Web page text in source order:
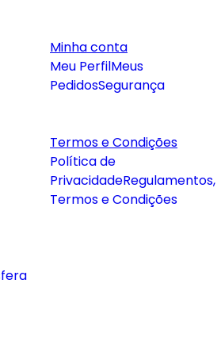
Minha conta
Meu PerfilMeus
PedidosSegurança
Termos e Condições
Política de
PrivacidadeRegulamentos,
Termos e Condições